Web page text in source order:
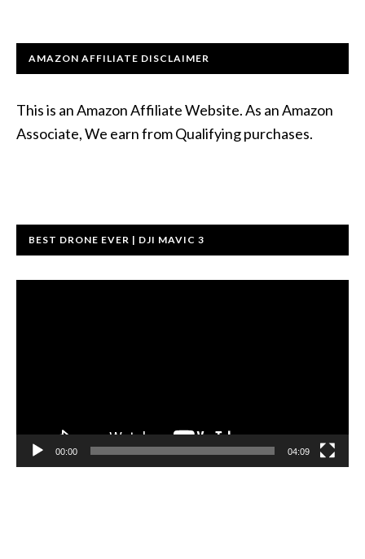
AMAZON AFFILIATE DISCLAIMER
This is an Amazon Affiliate Website. As an Amazon
Associate, We earn from Qualifying purchases.
BEST DRONE EVER | DJI MAVIC 3
ー
00:00 04:09